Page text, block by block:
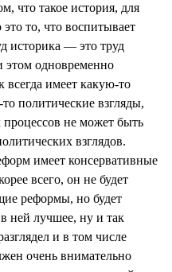
что такое история, для
то, что воспитывает
историка — это труд
этом одновременно
всегда имеет какую-то
политические взгляды,
процессов не может быть
взглядов.
имеет консервативные
всего, он не будет
реформы, но будет
ней лучшее, ну и так
и в том числе
очень внимательно